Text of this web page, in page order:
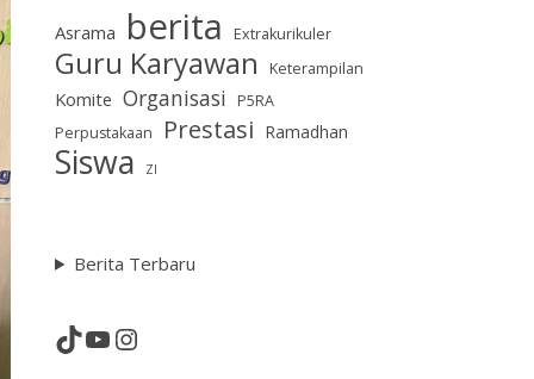
Asrama berita Extrakurikuler
Guru Karyawan Keterampilan
Komite Organisasi
P5RA
Perpustakaan
Prestasi Ramadhan
Siswa ZI
Berita Terbaru
TikTokYouTubeInstagram